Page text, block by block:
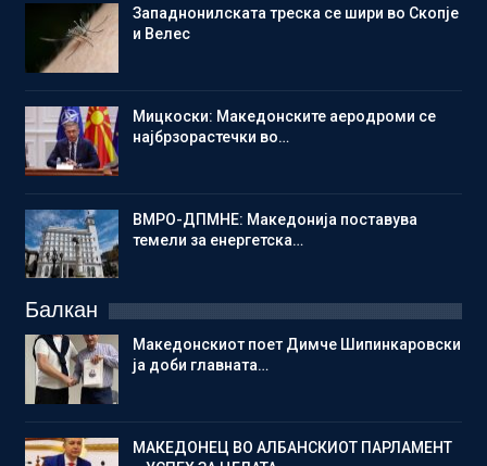
Западнонилската треска се шири во Скопје
и Велес
Мицкоски: Македонските аеродроми се
најбрзорастечки во…
ВМРО-ДПМНЕ: Македонија поставува
темели за енергетска…
Балкан
Македонскиот поет Димче Шипинкаровски
ја доби главната…
МАКЕДОНЕЦ ВО АЛБАНСКИОТ ПАРЛАМЕНТ